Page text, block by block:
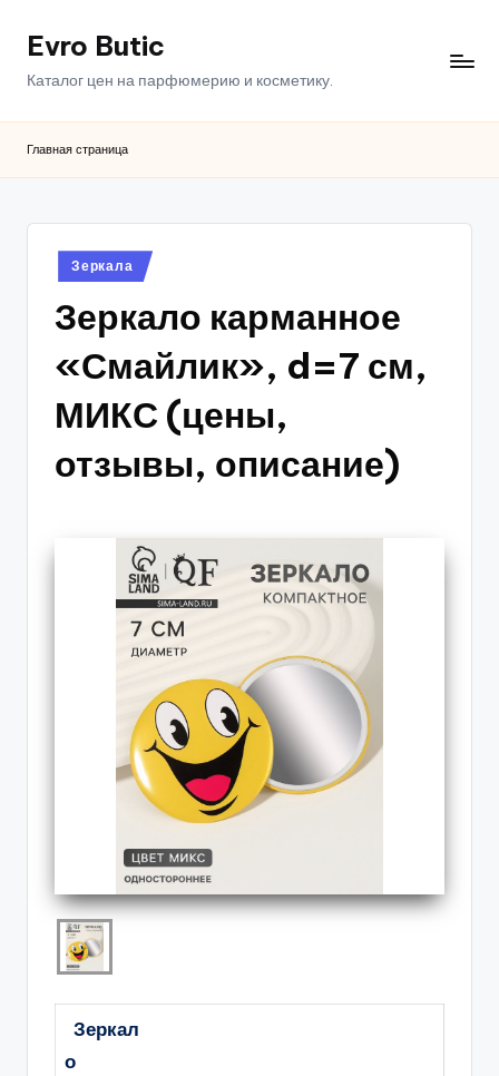
ПерейтиEvro Butic
Каталог цен на парфюмерию и косметику.
Главная страница
Опубликовано
в
Зеркала
Зеркало карманное
«Смайлик», d=7 см,
МИКС (цены,
отзывы, описание)
Зеркал
о